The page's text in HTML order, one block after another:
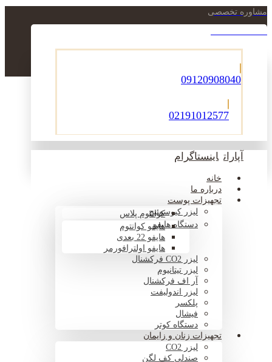
مشاوره تخصصی
09120908040
02191012577
آپارات اینستاگرام
خانه
درباره ما
تجهیزات پوست
لیزر کیوسوئیچکوانتوم پلاس
دستگاه هایفوهایفو کوانتوم
هایفو 22 بعدی
هایفو اولترافورمر
لیزر CO2 فرکشنال
لیزر تیتانیوم
آر اف فرکشنال
لیزر اندولیفت
پلکسر
فیشال
دستگاه کوتر
تجهیزات زنان و زایمان
لیزر CO2
صندلی کف لگن